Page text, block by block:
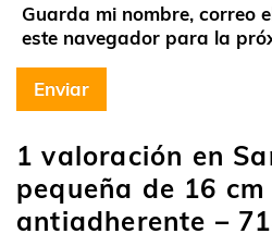
1 valoración en
pequeña de 16
antiadherente –
Guarda mi nombre, correo
este navegador para la